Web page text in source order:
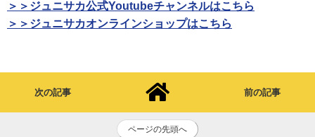
＞＞ジュニサカ公式Youtubeチャンネルはこちら
＞＞ジュニサカオンラインショップはこちら
次の記事 前の記事
ページの先頭へ